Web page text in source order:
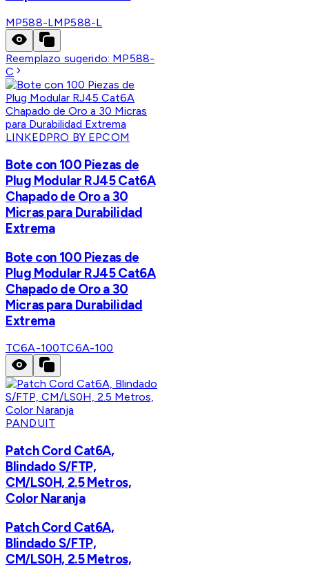
MP588-LMP588-L
Reemplazo sugerido: MP588-
C
LINKEDPRO BY EPCOM
Bote con 100 Piezas de
Plug Modular RJ45 Cat6A
Chapado de Oro a 30
Micras para Durabilidad
Extrema
Bote con 100 Piezas de
Plug Modular RJ45 Cat6A
Chapado de Oro a 30
Micras para Durabilidad
Extrema
TC6A-100TC6A-100
PANDUIT
Patch Cord Cat6A,
Blindado S/FTP,
CM/LS0H, 2.5 Metros,
Color Naranja
Patch Cord Cat6A,
Blindado S/FTP,
CM/LS0H, 2.5 Metros,